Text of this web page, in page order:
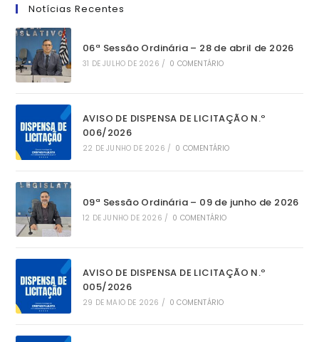
Notícias Recentes
06ª Sessão Ordinária – 28 de abril de 2026
31 DE JULHO DE 2026 / 0 COMENTÁRIO
AVISO DE DISPENSA DE LICITAÇÃO N.º
006/2026
22 DE JUNHO DE 2026 / 0 COMENTÁRIO
09ª Sessão Ordinária – 09 de junho de 2026
12 DE JUNHO DE 2026 / 0 COMENTÁRIO
AVISO DE DISPENSA DE LICITAÇÃO N.º
005/2026
29 DE MAIO DE 2026 / 0 COMENTÁRIO